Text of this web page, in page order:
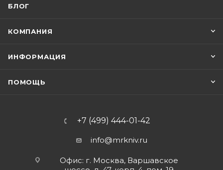
БЛОГ
КОМПАНИЯ
ИНФОРМАЦИЯ
ПОМОЩЬ
+7 (499) 444-01-42
info@mrkniv.ru
Офис: г. Москва, Варшавское